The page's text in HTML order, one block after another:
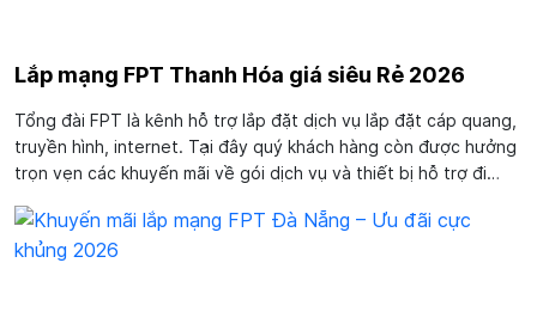
Lắp mạng FPT Thanh Hóa giá siêu Rẻ 2026
Tổng đài FPT là kênh hỗ trợ lắp đặt dịch vụ lắp đặt cáp quang,
truyền hình, internet. Tại đây quý khách hàng còn được hưởng
trọn vẹn các khuyến mãi về gói dịch vụ và thiết bị hỗ trợ đi
luôn nhận được dịch vụ...